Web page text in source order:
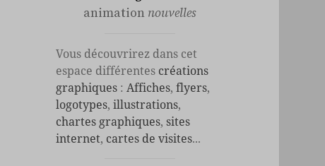
animation nouvelles
Vous découvrirez dans cet
espace différentes créations
graphiques :Affiches,flyers,
logotypes,illustrations,
chartes graphiques,sites
internet, cartes de visites...